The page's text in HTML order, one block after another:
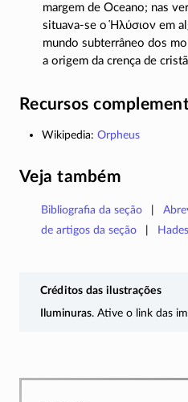
margem de Oceano; nas
situava-seoἩλύσιονem
mundo subterrâneo dos
a origem da crença de
Recursos
Wikipedia: Orpheus
Veja também
Bibliografia da seção
de artigos da seção
Hades
Créditos das ilustrações
Iluminuras. Ative o link das